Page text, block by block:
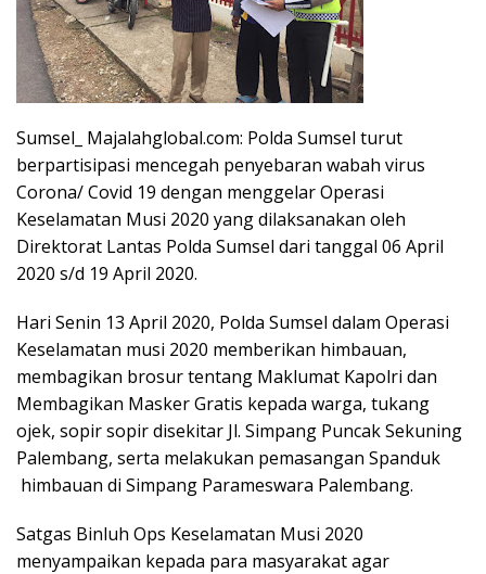
Sumsel_ Majalahglobal.com: Polda Sumsel turut
berpartisipasi mencegah penyebaran wabah virus
Corona/ Covid 19 dengan menggelar Operasi
Keselamatan Musi 2020 yang dilaksanakan oleh
Direktorat Lantas Polda Sumsel dari tanggal 06 April
2020 s/d 19 April 2020.
Hari Senin 13 April 2020, Polda Sumsel dalam Operasi
Keselamatan musi 2020 memberikan himbauan,
membagikan brosur tentang Maklumat Kapolri dan
Membagikan Masker Gratis kepada warga, tukang
ojek, sopir sopir disekitar Jl. Simpang Puncak Sekuning
Palembang, serta melakukan pemasangan Spanduk
himbauan di Simpang Parameswara Palembang.
Satgas Binluh Ops Keselamatan Musi 2020
menyampaikan kepada para masyarakat agar